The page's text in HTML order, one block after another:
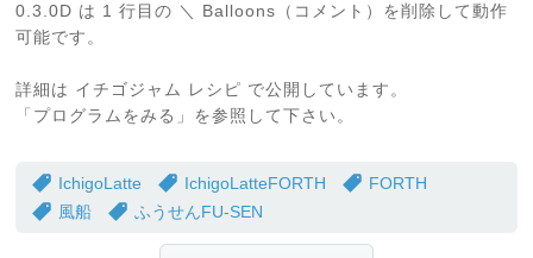
0.3.0D は 1 行目の ＼ Balloons（コメント）を削除して動作
可能です。
詳細は イチゴジャム レシピ で公開しています。
「プログラムをみる」を参照して下さい。
IchigoLatte IchigoLatteFORTH
FORTH
風船
ふうせんFU-SEN